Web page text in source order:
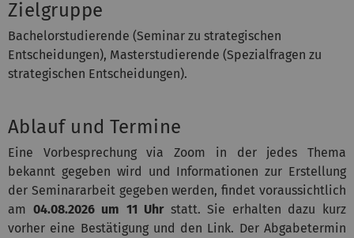
Zielgruppe
Bachelorstudierende (Seminar zu strategischen
Entscheidungen), Masterstudierende (Spezialfragen zu
strategischen Entscheidungen).
Ablauf und Termine
Eine Vorbesprechung via Zoom in der jedes Thema
bekannt gegeben wird und Informationen zur Erstellung
der Seminararbeit gegeben werden, findet voraussichtlich
am 04.08.2026 um 11 Uhrstatt. Sie erhalten dazu kurz
vorher eine Bestätigung und den Link. Der Abgabetermin